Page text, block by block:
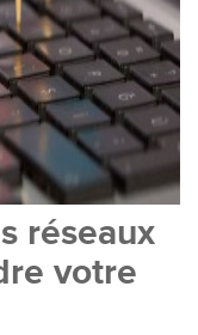
réseaux
votre